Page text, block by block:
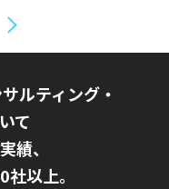
ルティング・
て
績、
以上。